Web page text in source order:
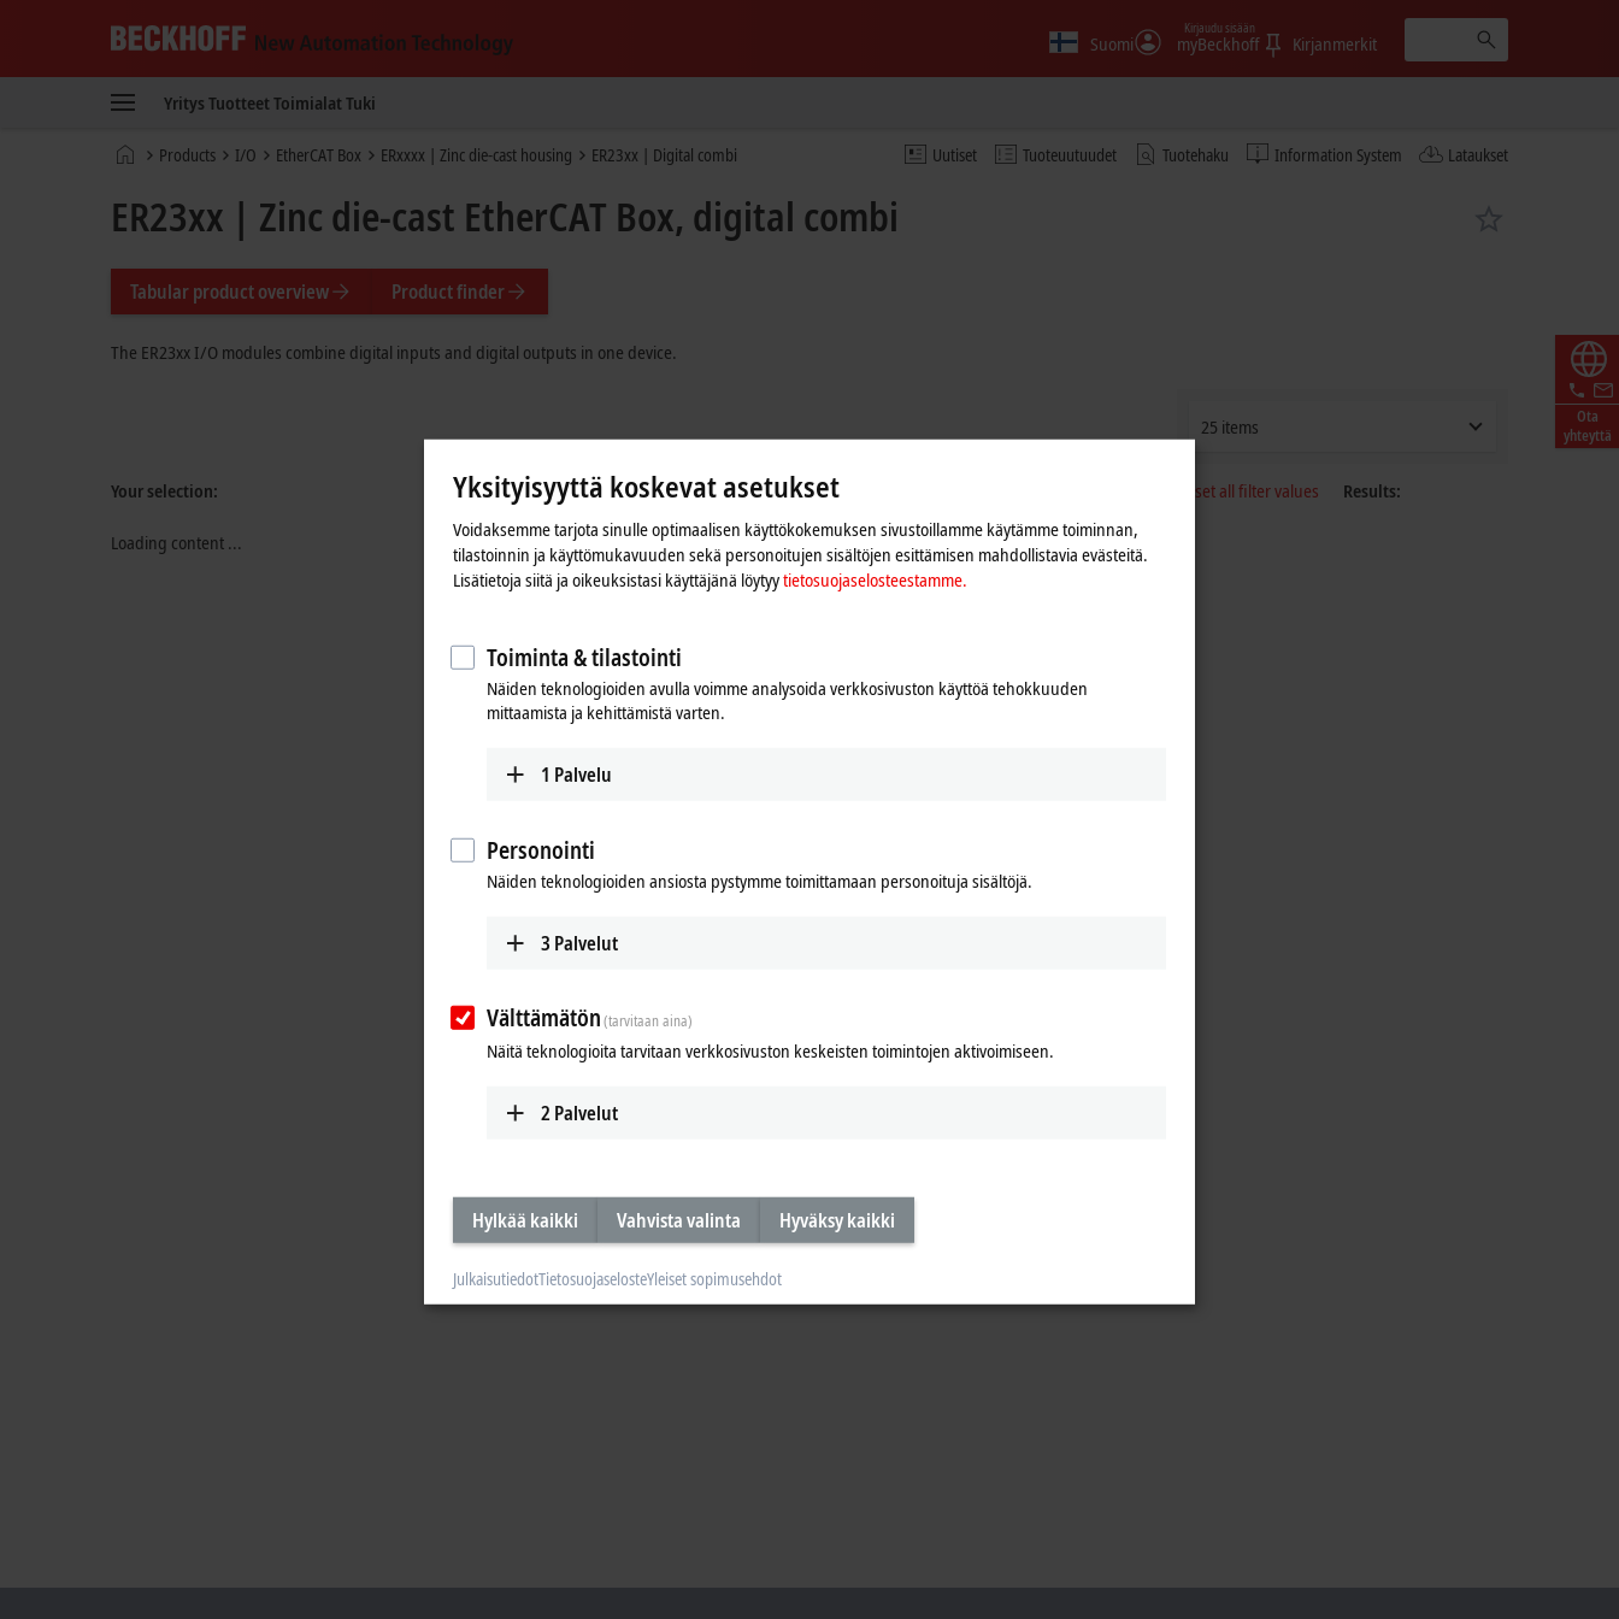
New
Technology
Suomi myBeckhoff
Kirjaudu sisään
Kirjanmerkit
Yritys Tuotteet Toimialat Tuki
Uutiset Tuoteuutuudet Tuotehaku Information System Lataukset
Kotisivu Products I/O EtherCAT Box ERxxxx | Zinc die-cast housing ER23xx | Digital combi
Ota
yhteyttä
ER23xx | Zinc die-cast EtherCAT Box, digital combi
Tabular product overview Product finder
The ER23xx I/O modules combine digital inputs and digital outputs in one device.
Your selection:
25 items
Reset all filter values Results:
Loading content ...
Yksityisyyttä koskevat asetukset
Voidaksemme tarjota sinulle optimaalisen käyttökokemuksen sivustoillamme käytämme toiminnan,
tilastoinnin ja käyttömukavuuden sekä personoitujen sisältöjen esittämisen mahdollistavia evästeitä.
Lisätietoja siitä ja oikeuksistasi käyttäjänä löytyytietosuojaselosteestamme.
Toiminta & tilastointi
Näiden teknologioiden avulla voimme analysoida verkkosivuston käyttöä tehokkuuden
mittaamista ja kehittämistä varten.
1 Palvelu
Personointi
Näiden teknologioiden ansiosta pystymme toimittamaan personoituja sisältöjä.
3 Palvelut
Välttämätön(tarvitaan aina)
Näitä teknologioita tarvitaan verkkosivuston keskeisten toimintojen aktivoimiseen.
2 Palvelut
Hylkää kaikki Vahvista valinta Hyväksy kaikki
JulkaisutiedotTietosuojaselosteYleiset sopimusehdot